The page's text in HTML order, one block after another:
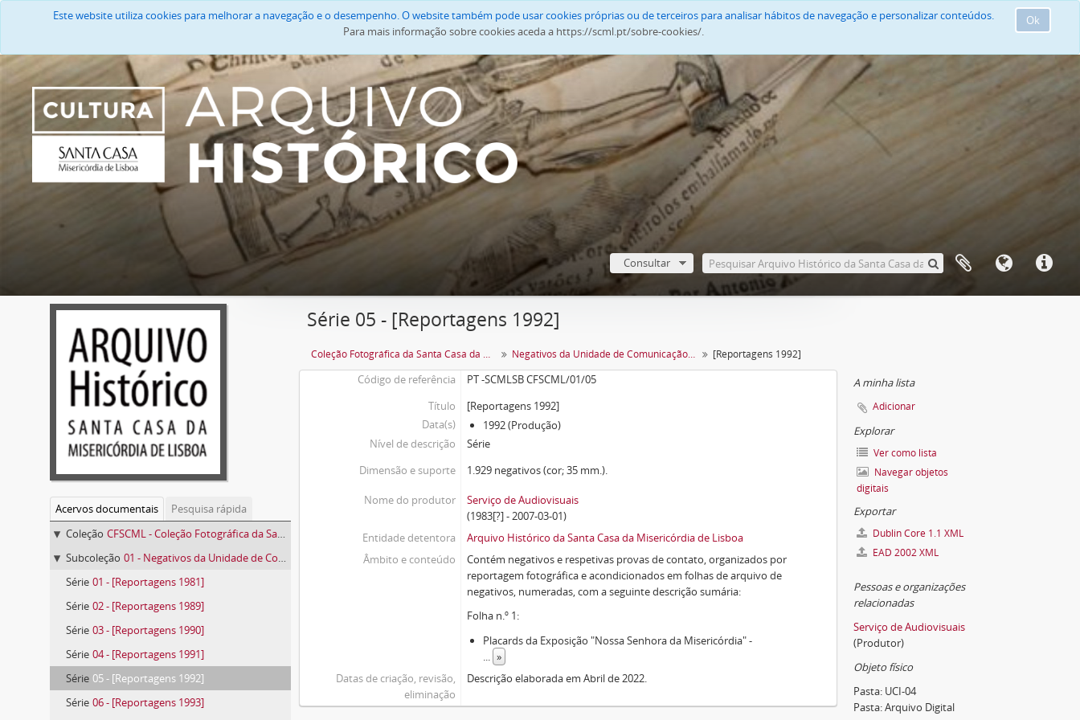
Ok
Este website utiliza cookies para melhorar a navegação e o desempenho. O website também pode usar cookies próprias ou de terceiros para analisar hábitos de navegação e personalizar conteúdos.
Para mais informação sobre cookies aceda a https://scml.pt/sobre-cookies/.
Consultar
Acervos documentais
Pesquisa rápida
Coleção CFSCML - Coleção Fotográfica da Santa Casa da Misericórdia de Lisboa
Subcoleção 01 - Negativos da Unidade de Comunicação e Imagem
Série 01 - [Reportagens 1981]
Série 02 - [Reportagens 1989]
Série 03 - [Reportagens 1990]
Série 04 - [Reportagens 1991]
Série 05 - [Reportagens 1992]
Série 06 - [Reportagens 1993]
Série 05 - [Reportagens 1992]
Coleção Fotográfica da Santa Casa da Misericórdia de Lisboa Negativos da Unidade de Comunicação e Imagem [Reportagens 1992]
Código de referência
PT -SCMLSB CFSCML/01/05
Título
[Reportagens 1992]
Data(s)
1992 (Produção)
Nível de descrição
Série
Dimensão e suporte
1.929 negativos (cor; 35 mm.).
Nome do produtor
Serviço de Audiovisuais
(1983[?] - 2007-03-01)
Entidade detentora
Arquivo Histórico da Santa Casa da Misericórdia de Lisboa
Âmbito e conteúdo
Contém negativos e respetivas provas de contato, organizados por
reportagem fotográfica e acondicionados em folhas de arquivo de
negativos, numeradas, com a seguinte descrição sumária:
Folha n.º 1:
Placards da Exposição "Nossa Senhora da Misericórdia" -
... »
Datas de criação, revisão,
eliminação
Descrição elaborada em Abril de 2022.
A minha lista
Adicionar
Explorar
Ver como lista
Navegar objetos
digitais
Exportar
Dublin Core 1.1 XML
EAD 2002 XML
Pessoas e organizações
relacionadas
Serviço de Audiovisuais
(Produtor)
Objeto físico
Pasta: UCI-04
Pasta:Arquivo Digital